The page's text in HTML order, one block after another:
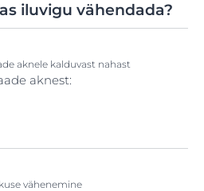
iluvigu vähendada?
aknele kalduvast nahast
aknest:
vähenemine